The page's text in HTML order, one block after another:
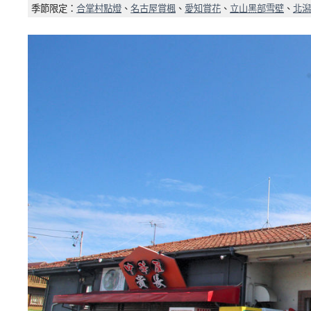
季節限定： 合掌村點燈 、 名古屋賞楓 、 愛知賞花 、 立山黑部雪壁 、 北